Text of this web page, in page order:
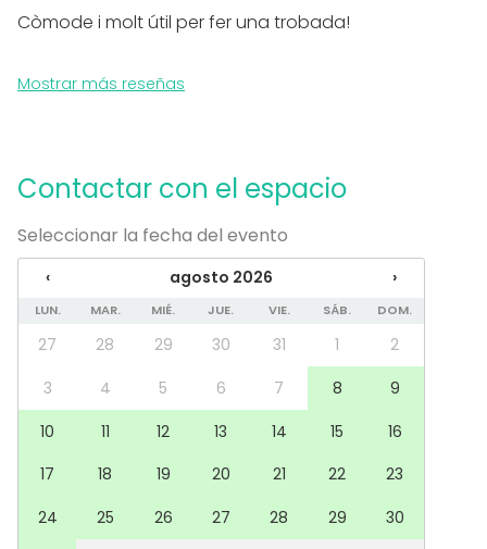
Còmode i molt útil per fer una trobada!
Mostrar más reseñas
Contactar con el espacio
Seleccionar la fecha del evento
‹ agosto 2026 ›
LUN. MAR. MIÉ. JUE. VIE. SÁB. DOM.
27 28 29 30 31 1
2
3
4 5 6 7 8
9
10
11 12 13 14 15
16
17
18 19 20 21 22
23
24
25 26 27 28 29 30